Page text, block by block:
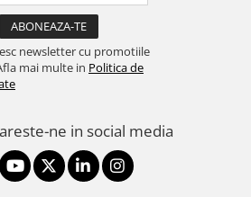
newsletter cu promotiile
mai multe in Politica de
ne in social media